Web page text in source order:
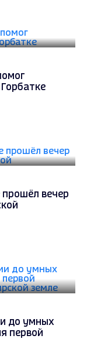
прошёл вечер
до умных
первой